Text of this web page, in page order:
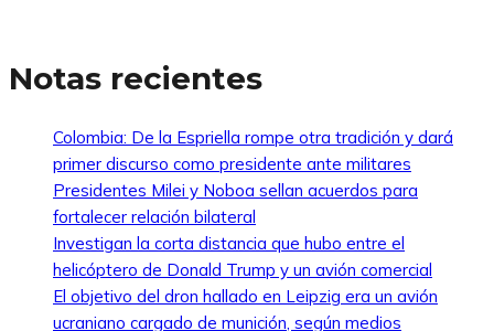
Notas recientes
Colombia: De la Espriella rompe otra tradición y dará
primer discurso como presidente ante militares
Presidentes Milei y Noboa sellan acuerdos para
fortalecer relación bilateral
Investigan la corta distancia que hubo entre el
helicóptero de Donald Trump y un avión comercial
El objetivo del dron hallado en Leipzig era un avión
ucraniano cargado de munición, según medios